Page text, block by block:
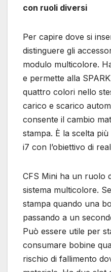
con ruoli diversi
Per capire dove si
distinguere gli
modulo multicolore.
e permette alla
quattro colori nello
carico e scarico
consente il cambio
stampa. È la scelta
i7 con l’obiettivo di
CFS Mini ha un ruolo
sistema multicolore.
stampa quando una
passando a un
Può essere utile per
consumare bobine
rischio di fallimento